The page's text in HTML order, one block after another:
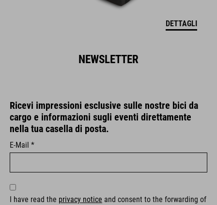
DETTAGLI
NEWSLETTER
Ricevi impressioni esclusive sulle nostre bici da
cargo e informazioni sugli eventi direttamente
nella tua casella di posta.
E-Mail *
I have read the privacy notice and consent to the forwarding of